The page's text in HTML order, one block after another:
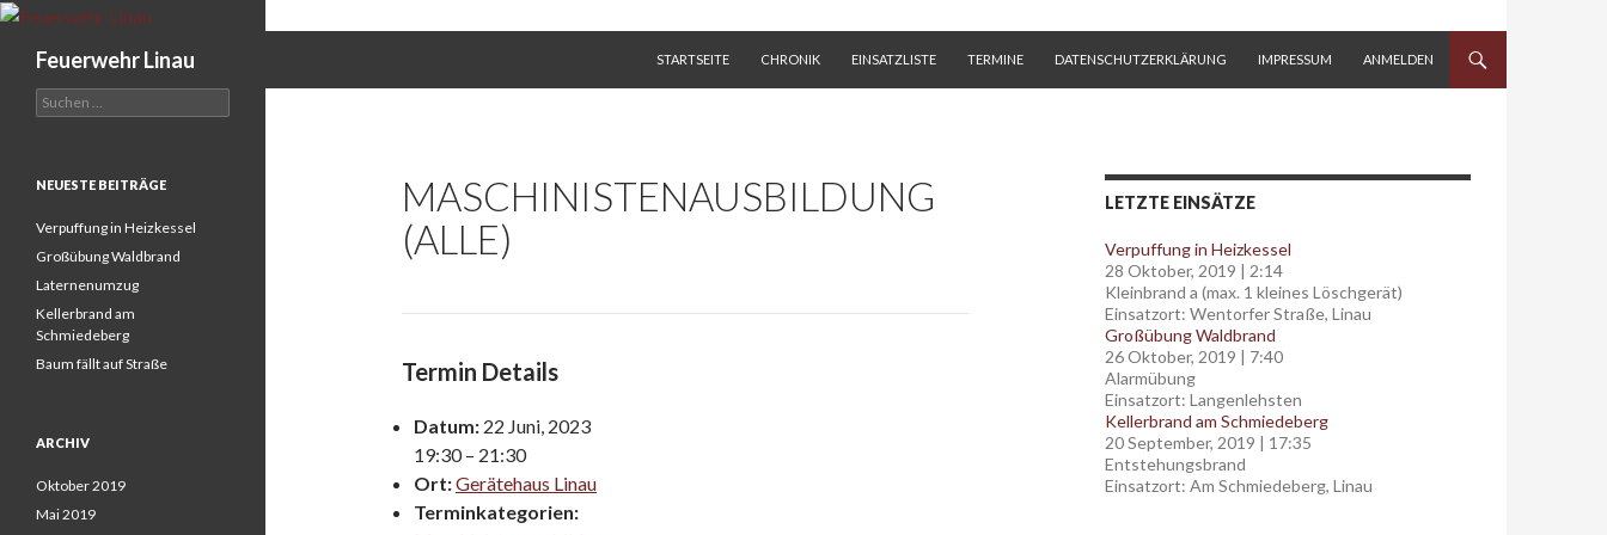
Feuerwehr Linau
STARTSEITE
CHRONIK EINSATZLISTE TERMINE DATENSCHUTZERKLÄRUNG IMPRESSUM ANMELDEN
MASCHINISTENAUSBILDUNG
(ALLE)
Termin Details
Datum: 22 Juni, 2023
19:30– 21:30
Ort:Gerätehaus Linau
Terminkategorien:
LETZTE EINSÄTZE
Verpuffung in Heizkessel
28 Oktober, 2019 | 2:14
Kleinbrand a (max. 1 kleines Löschgerät)
Einsatzort: Wentorfer Straße, Linau
Großübung Waldbrand
26 Oktober, 2019 | 7:40
Alarmübung
Einsatzort: Langenlehsten
Kellerbrand am Schmiedeberg
20 September, 2019 | 17:35
Entstehungsbrand
Einsatzort: Am Schmiedeberg, Linau
Suchen
nach:
NEUESTE BEITRÄGE
Verpuffung in Heizkessel
Großübung Waldbrand
Laternenumzug
Kellerbrand am
Schmiedeberg
Baum fällt auf Straße
ARCHIV
Oktober 2019
Mai 2019